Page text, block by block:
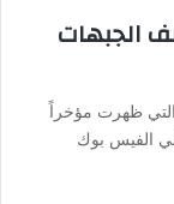
الجبهات
ظهرت مؤخراً
الفيس بوك